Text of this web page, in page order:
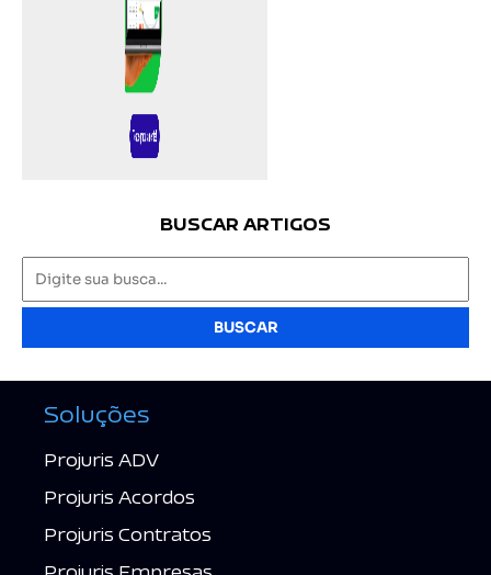
BUSCAR ARTIGOS
BUSCAR
Soluções
Projuris ADV
Projuris Acordos
Projuris Contratos